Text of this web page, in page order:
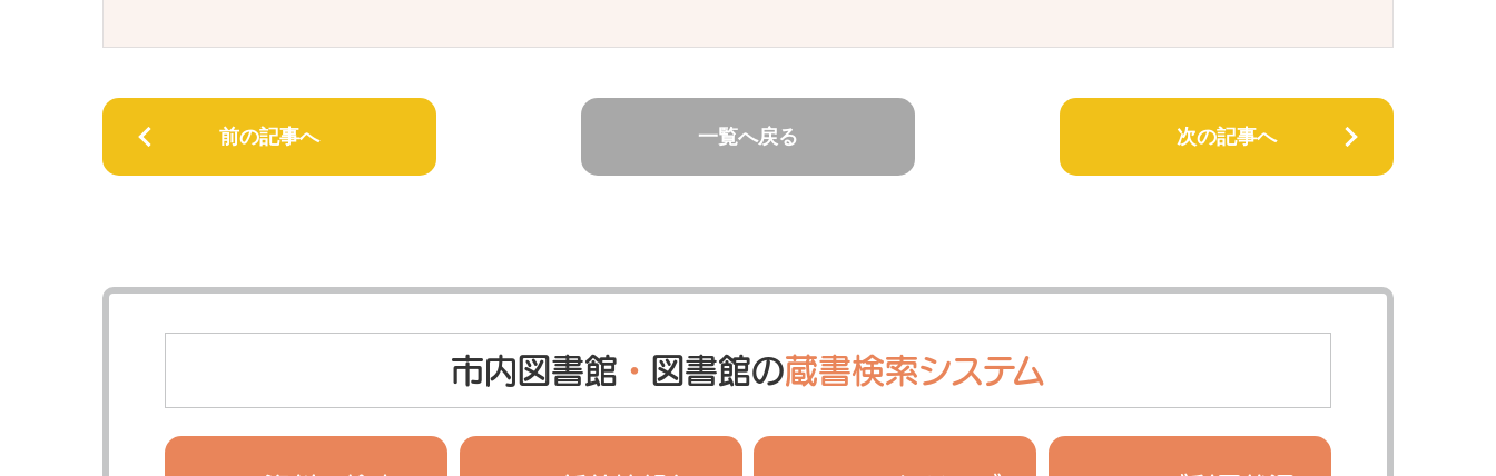
前の記事へ 一覧へ戻る 次の記事へ
市内図書館 ・ 図書館の蔵書検索システム